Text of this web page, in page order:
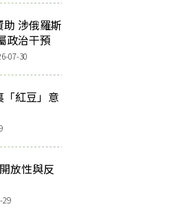
涉俄羅斯
政治干預
07-30
紅豆」意
放性與反